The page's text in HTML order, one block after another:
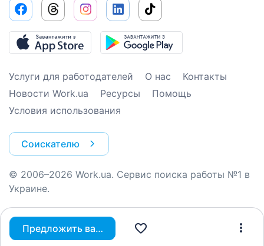
Предложить вакансию
Услуги для работодателей О нас
Контакты
Новости Work.ua
Ресурсы
Помощь
Условия использования
Соискателю
© 2006–2026 Work.ua. Сервис поиска работы №1 в
Украине.